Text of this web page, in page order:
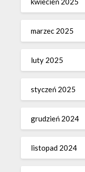
marzec 2025
luty 2025
styczeń 2025
grudzień 2024
listopad 2024